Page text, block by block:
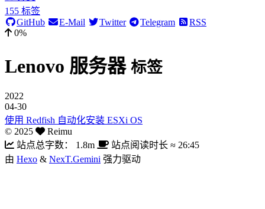
155 标签
GitHub
E-Mail Twitter Telegram
RSS
0%
Lenovo 服务器 标签
2022
04-30
使用 Redfish 自动化安装 ESXi OS
© 2025
Reimu
站点总字数：
1.8m 站点阅读时长 ≈ 26:45
由 Hexo & NexT.Gemini 强力驱动